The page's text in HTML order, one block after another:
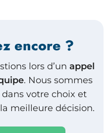
dans des contextes
un mastère 2
artificielle doit
des
encore ?
lors d’un appel
. Nous sommes
votre choix et
meilleure décision.